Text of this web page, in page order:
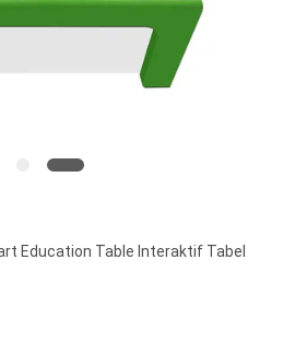
Education Table Interaktif Tabel